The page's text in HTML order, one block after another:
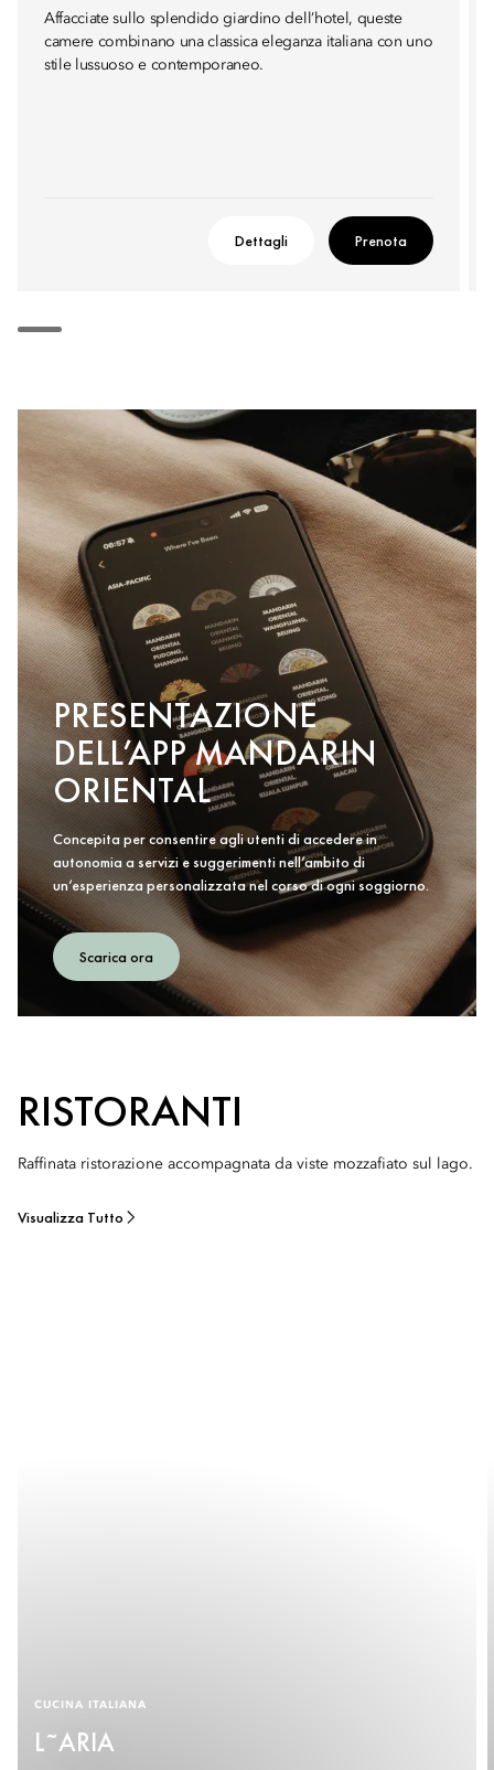
Affacciate sullo splendido giardino dell’hotel, queste
camere combinano una classica eleganza italiana con uno
stile lussuoso e contemporaneo.
Dettagli Prenota
PRESENTAZIONE
DELL’APP MANDARIN
ORIENTAL
Concepita per consentire agli utenti di accedere in
autonomia a servizi e suggerimenti nell’ambito di
un’esperienza personalizzata nel corso di ogni soggiorno.
Scarica ora
RISTORANTI
Raffinata ristorazione accompagnata da viste mozzafiato sul lago.
Visualizza Tutto
CUCINA ITALIANA
L˜ARIA